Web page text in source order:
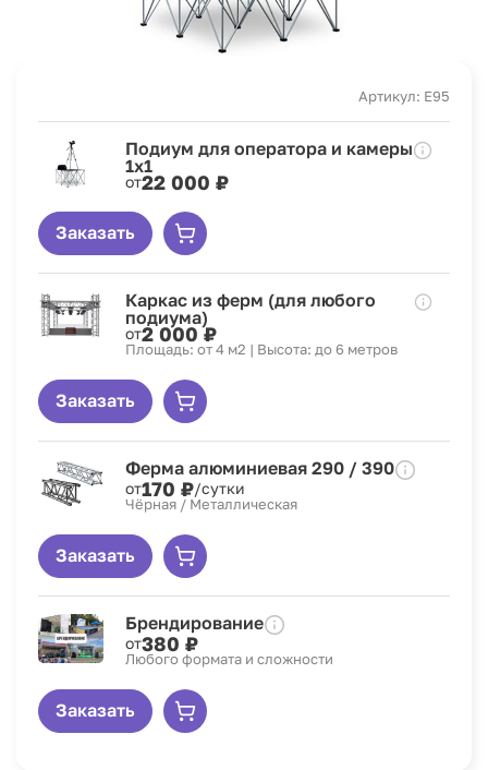
Артикул: E95
Подиум для оператора и камеры
1x1
от22 000 ₽
Заказать
Каркас из ферм (для любого
подиума)
от2 000 ₽
Площадь: от 4 м2 | Высота: до 6 метров
Заказать
Ферма алюминиевая 290 / 390
от170 ₽/сутки
Чёрная / Металлическая
Заказать
Брендирование
от380 ₽
Любого формата и сложности
Заказать